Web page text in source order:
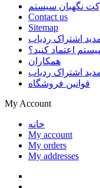
نگهبان سیستم
Contact us
Sitemap
اعتماد کنید؟
همکاران
قوانین فروشگاه
My Account
خانه
My account
My orders
My addresses